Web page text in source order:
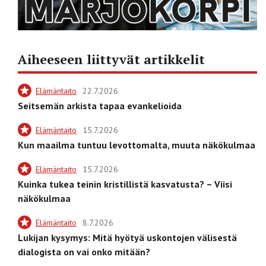
Aiheeseen liittyvät artikkelit
Elämäntaito 22.7.2026
Seitsemän arkista tapaa evankelioida
Elämäntaito 15.7.2026
Kun maailma tuntuu levottomalta, muuta näkökulmaa
Elämäntaito 15.7.2026
Kuinka tukea teinin kristillistä kasvatusta? – Viisi
näkökulmaa
Elämäntaito 8.7.2026
Lukijan kysymys: Mitä hyötyä uskontojen välisestä
dialogista on vai onko mitään?